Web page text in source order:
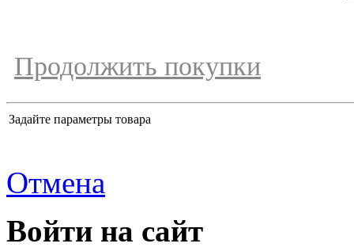
Продолжить покупки
Задайте параметры товара
Отмена
Войти на сайт